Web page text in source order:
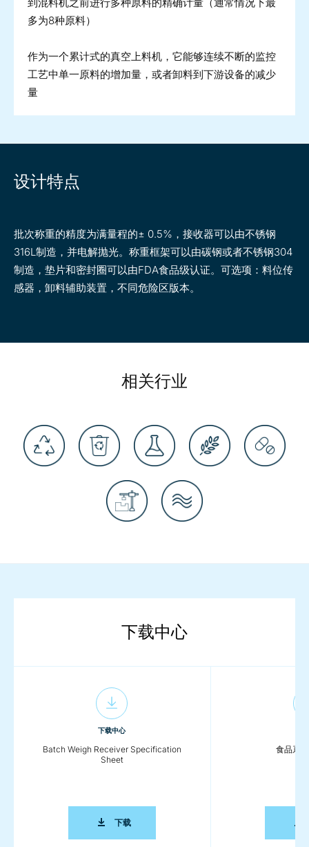
多为8种原料）
作为一个累计式的真空上料机，它能够连续不断的监控
工艺中单一原料的增加量，或者卸料到下游设备的减少
量
设计特点
批次称重的精度为满量程的± 0.5%，接收器可以由不锈钢
316L制造，并电解抛光。称重框架可以由碳钢或者不锈钢304
制造，垫片和密封圈可以由FDA食品级认证。可选项：料位传
感器，卸料辅助装置，不同危险区版本。
相关行业
下载中心
下载中心
Batch Weigh Receiver Specification
Sheet
下载BATCH WEIGH RECEIVER SPECIFICATION
食品系